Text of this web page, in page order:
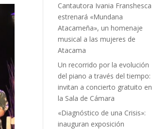
Cantautora Ivania Franshesca
estrenará «Mundana
Atacameña», un homenaje
musical a las mujeres de
Atacama
Un recorrido por la evolución
del piano a través del tiempo:
invitan a concierto gratuito en
la Sala de Cámara
«Diagnóstico de una Crisis»:
inauguran exposición